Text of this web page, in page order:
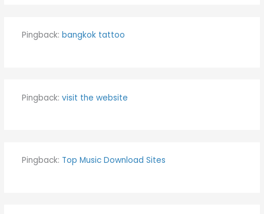
Pingback: bangkok tattoo
Pingback: visit the website
Pingback: Top Music Download Sites